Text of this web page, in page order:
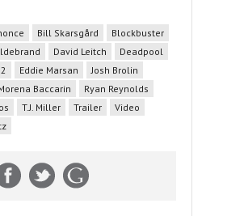
Bill Skarsgård
Blockbuster
David Leitch
Deadpool
Eddie Marsan
Josh Brolin
Baccarin
Ryan Reynolds
T.J. Miller Trailer
Video